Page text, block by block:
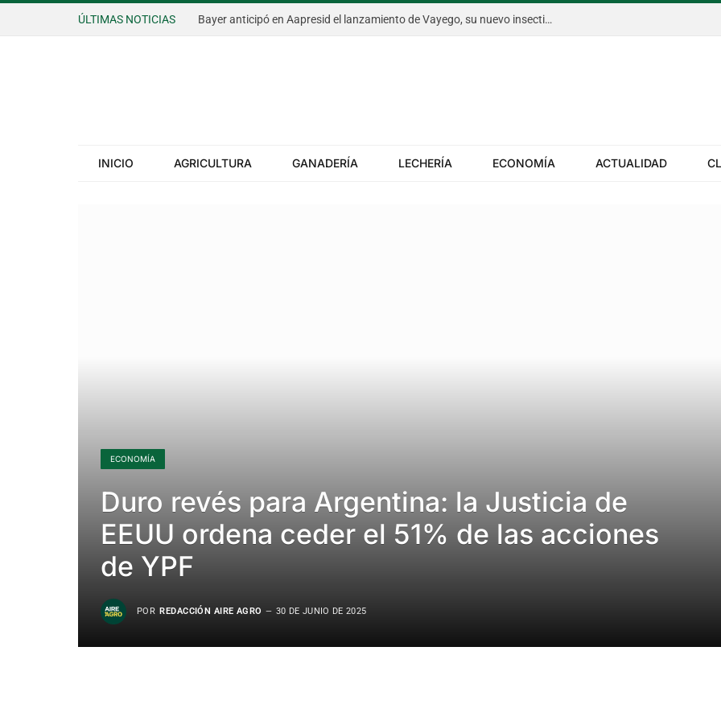
ÚLTIMAS NOTICIAS Bayer anticipó en Aapresid el lanzamiento de Vayego, su nuevo insecticida para el gusano cogollero del maíz
INICIO AGRICULTURA GANADERÍA LECHERÍA ECONOMÍA ACTUALIDAD
ECONOMÍA
Duro revés para Argentina: la Justicia de
EEUU ordena ceder el 51% de las acciones
de YPF
POR REDACCIÓN AIRE AGRO 30 DE JUNIO DE 2025